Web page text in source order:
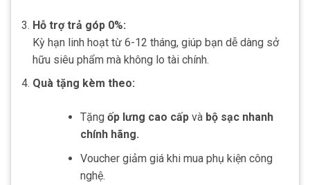
Hỗ trợ trả góp 0%:
Kỳ hạn linh hoạt từ 6-12 tháng, giúp bạn dễ dàng sở
hữu siêu phẩm mà không lo tài chính.
Quà tặng kèm theo:
Tặng ốp lưng cao cấpvà bộ sạc nhanh
chính hãng.
Voucher giảm giá khi mua phụ kiện công
nghệ.